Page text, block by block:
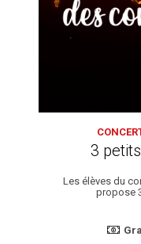
3
Les élèves du
propose